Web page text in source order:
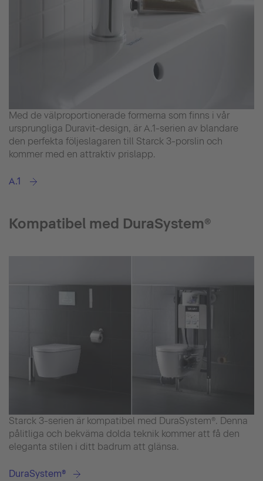
Med de välproportionerade formerna som finns i vår
ursprungliga Duravit-design, är A.1-serien av blandare
den perfekta följeslagaren till Starck 3-porslin och
kommer med en attraktiv prislapp.
A.1
Kompatibel med DuraSystem®
Starck 3-serien är kompatibel med DuraSystem®. Denna
pålitliga och bekväma dolda teknik kommer att få den
eleganta stilen i ditt badrum att glänsa.
DuraSystem®